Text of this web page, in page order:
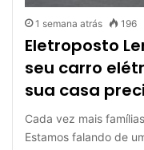
1 semana atrás 196
Eletroposto
seu carro
sua casa
Cada vez mais
Estamos falando de